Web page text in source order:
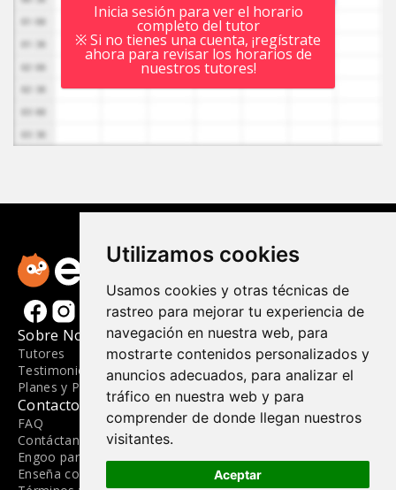
Utilizamos cookies
Usamos cookies y otras técnicas de
rastreo para mejorar tu experiencia de
navegación en nuestra web, para
mostrarte contenidos personalizados y
anuncios adecuados, para analizar el
tráfico en nuestra web y para
comprender de donde llegan nuestros
visitantes.
Aceptar
Inicia sesión para ver el horario
completo del tutor
※ Si no tienes una cuenta, ¡regístrate
ahora para revisar los horarios de
nuestros tutores!
Sobre Nosotros
Tutores
Testimonios
Planes y Precios
Materiales
Materiales Didácticos
Guía de Niveles
Blog
Contacto
FAQ
Contáctanos
Engoo para Empresas
Enseña con Nosotros